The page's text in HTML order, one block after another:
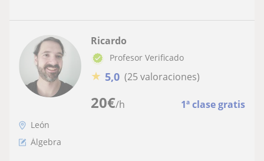
20€/h 1ª clase gratis
Ricardo
Profesor Verificado
★ 5,0 (25 valoraciones)
León
Álgebra